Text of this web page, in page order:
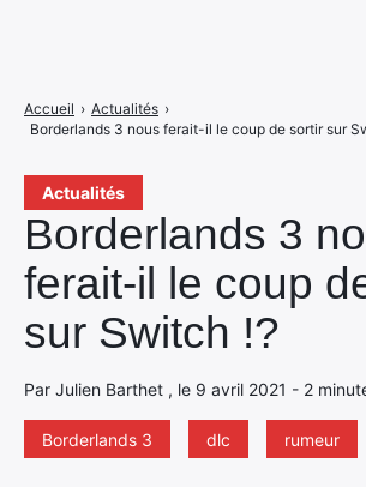
Actualités
Borderlands 3
ferait-il le coup
sur Switch !?
Par Julien Barthet , le 9 avril 2021 - 2
Borderlands 3 dlc rumeur
Accueil › Actualités ›
Borderlands 3 nous ferait-il le coup de sortir sur